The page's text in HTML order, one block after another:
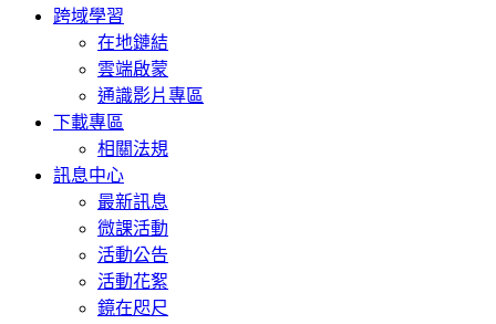
跨域學習
在地鏈結
雲端啟蒙
通識影片專區
下載專區
相關法規
訊息中心
最新訊息
微課活動
活動公告
活動花絮
鏡在咫尺